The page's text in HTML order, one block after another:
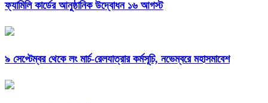
ফ্যামিলি কার্ডের আনুষ্ঠানিক উদ্বোধন ১৬ আগস্ট
৯ সেপ্টেম্বর থেকে লং মার্চ-রেলযাত্রার কর্মসূচি, নভেম্বরে মহাসমাবেশ